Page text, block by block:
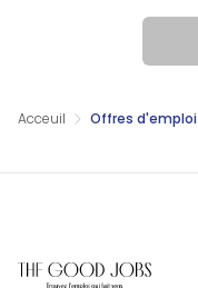
Acceuil Offres d'emploi